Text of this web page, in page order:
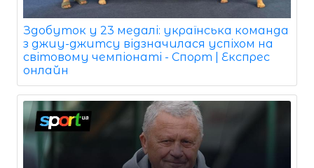
Здобуток у 23 медалі: українська команда
з джиу-джитсу відзначилася успіхом на
світовому чемпіонаті - Спорт | Експрес
онлайн